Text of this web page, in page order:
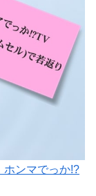
ホンマでっか!?